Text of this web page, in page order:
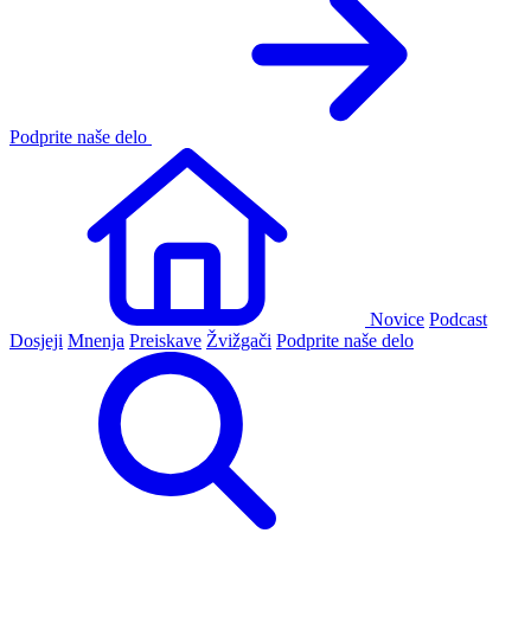
Podprite naše delo
Novice Podcast
Dosjeji Mnenja Preiskave Žvižgači Podprite naše delo